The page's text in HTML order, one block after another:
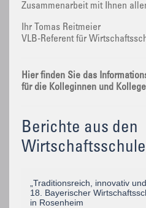
Zusammenarbeit mit Ihnen
Ihr Tomas Reitmeier
VLB-Referent für
Hier finden Sie das
für die Kolleginnen und
Berichte aus den
„Traditionsreich, innovativ
18. Bayerischer
in Rosenheim